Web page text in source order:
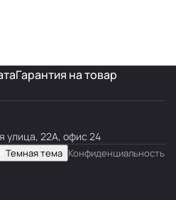
Гарантия на товар
улица, 22А, офис 24
Темная тема Конфиденциальность